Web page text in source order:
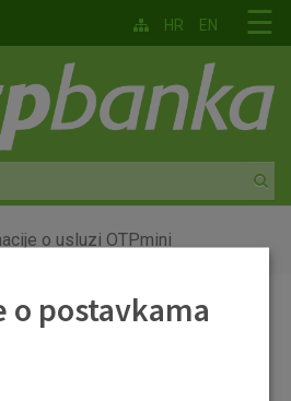
☰
HR EN
o usluzi OTPmini
o usluzi
postavkama